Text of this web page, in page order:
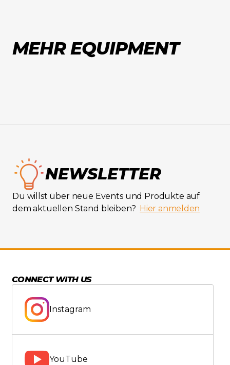
MEHR EQUIPMENT
NEWSLETTER
Du willst über neue Events und Produkte auf
dem aktuellen Stand bleiben? Hier anmelden
CONNECT WITH US
Instagram
YouTube